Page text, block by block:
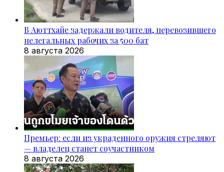
В Аюттхайе задержали водителя, перевозившего
нелегальных рабочих за 500 бат
8 августа 2026
Премьер: если из украденного оружия стреляют
— владелец станет соучастником
8 августа 2026